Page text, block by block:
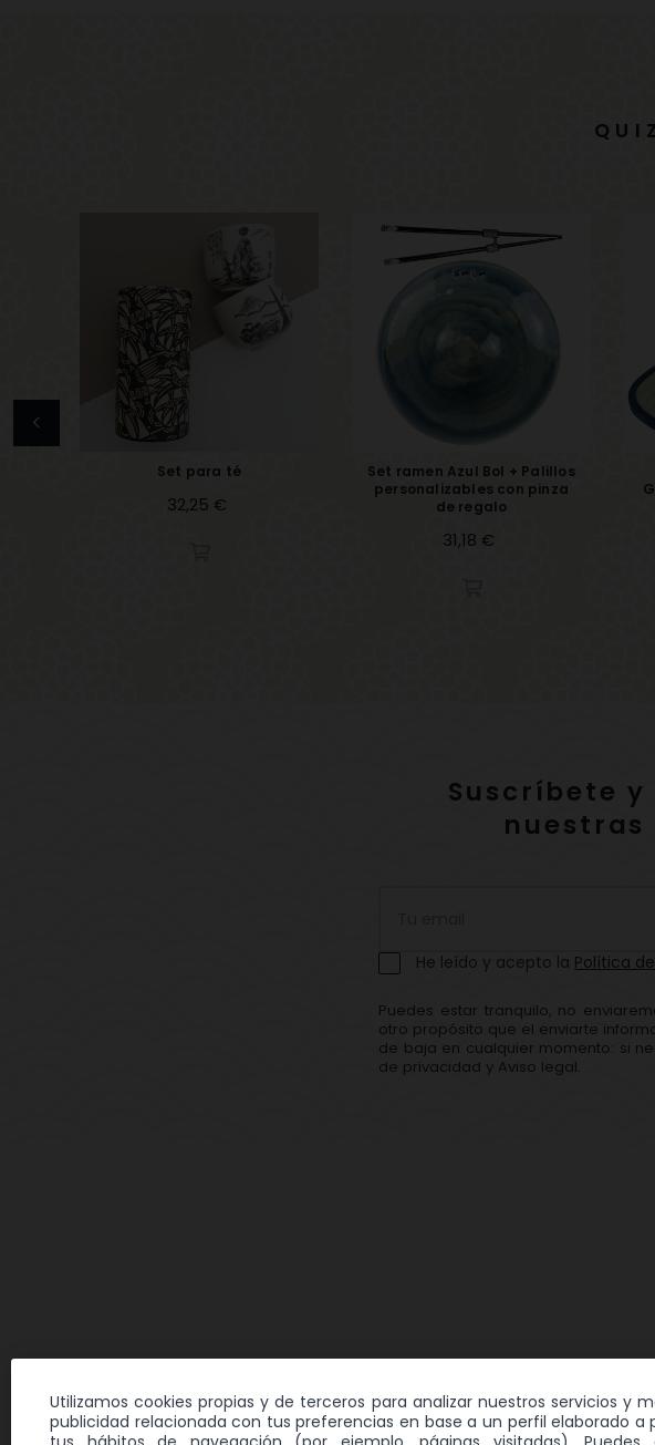
Set para té
Precio
32,25 €
Set ramen Azul Bol + Palillos
personalizables con pinza
de regalo
Precio
31,18 €
Suscríbete
nuestras
Puedes estar tranquilo, no
otro propósito que el enviarte
de baja en cualquier momento: si
de privacidad y Aviso legal.
He leído y acepto la Política
Utilizamos cookies propias y de terceros para analizar nuestros servicios y
publicidad relacionada con tus preferencias en base a un perfil elaborado a